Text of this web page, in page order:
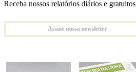
Receba nossos relatórios diários e gratuitos
Assine nossa newsletter